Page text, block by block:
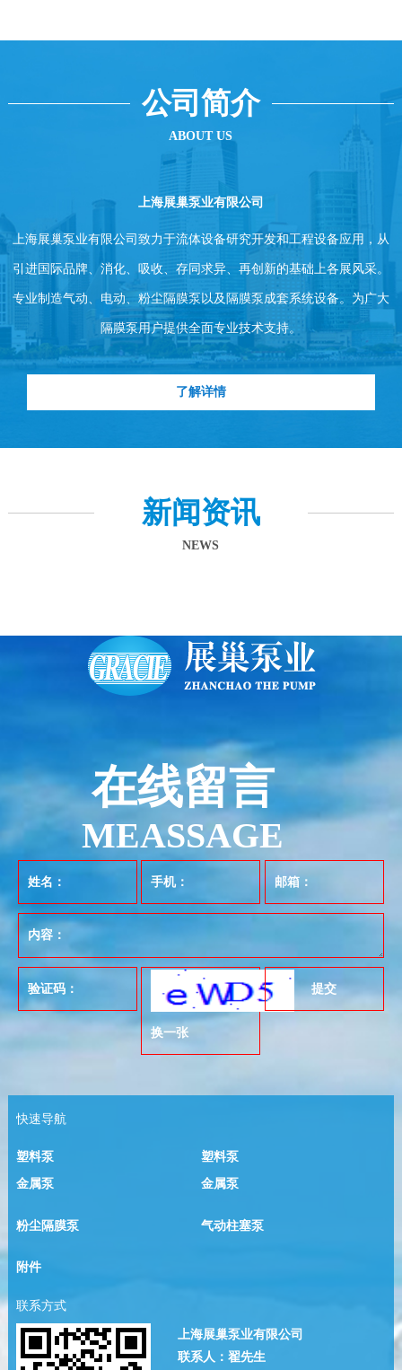
公司简介
ABOUT US
上海展巢泵业有限公司
上海展巢泵业有限公司致力于流体设备研究开发和工程设备应用，从
引进国际品牌、消化、吸收、存同求异、再创新的基础上各展风采。
专业制造气动、电动、粉尘隔膜泵以及隔膜泵成套系统设备。为广大
隔膜泵用户提供全面专业技术支持。
了解详情
新闻资讯
NEWS
在线留言
MEASSAGE
换一张
提交
快速导航
塑料泵
金属泵
塑料泵
金属泵
粉尘隔膜泵 气动柱塞泵
附件
联系方式
上海展巢泵业有限公司
联系人：翟先生